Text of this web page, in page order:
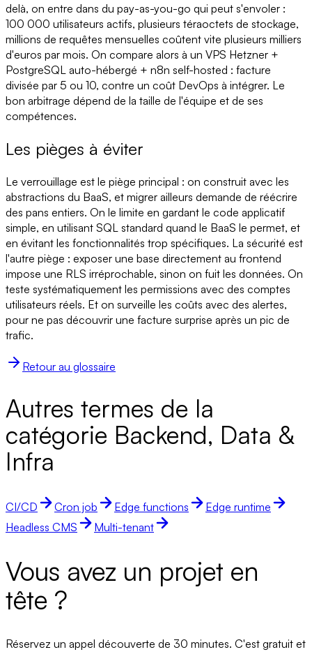
delà, on entre dans du pay-as-you-go qui peut s'envoler :
100 000 utilisateurs actifs, plusieurs téraoctets de stockage,
millions de requêtes mensuelles coûtent vite plusieurs milliers
d'euros par mois. On compare alors à un VPS Hetzner +
PostgreSQL auto-hébergé + n8n self-hosted : facture
divisée par 5 ou 10, contre un coût DevOps à intégrer. Le
bon arbitrage dépend de la taille de l'équipe et de ses
compétences.
Les pièges à éviter
Le verrouillage est le piège principal : on construit avec les
abstractions du BaaS, et migrer ailleurs demande de réécrire
des pans entiers. On le limite en gardant le code applicatif
simple, en utilisant SQL standard quand le BaaS le permet, et
en évitant les fonctionnalités trop spécifiques. La sécurité est
l'autre piège : exposer une base directement au frontend
impose une RLS irréprochable, sinon on fuit les données. On
teste systématiquement les permissions avec des comptes
utilisateurs réels. Et on surveille les coûts avec des alertes,
pour ne pas découvrir une facture surprise après un pic de
trafic.
Retour au glossaire
Autres termes de la
catégorie Backend, Data &
Infra
CI/CD Cron job Edge functions
Edge runtime
Headless CMS
Multi-tenant
Vous avez un projet en
tête ?
Réservez un appel découverte de 30 minutes. C'est gratuit et